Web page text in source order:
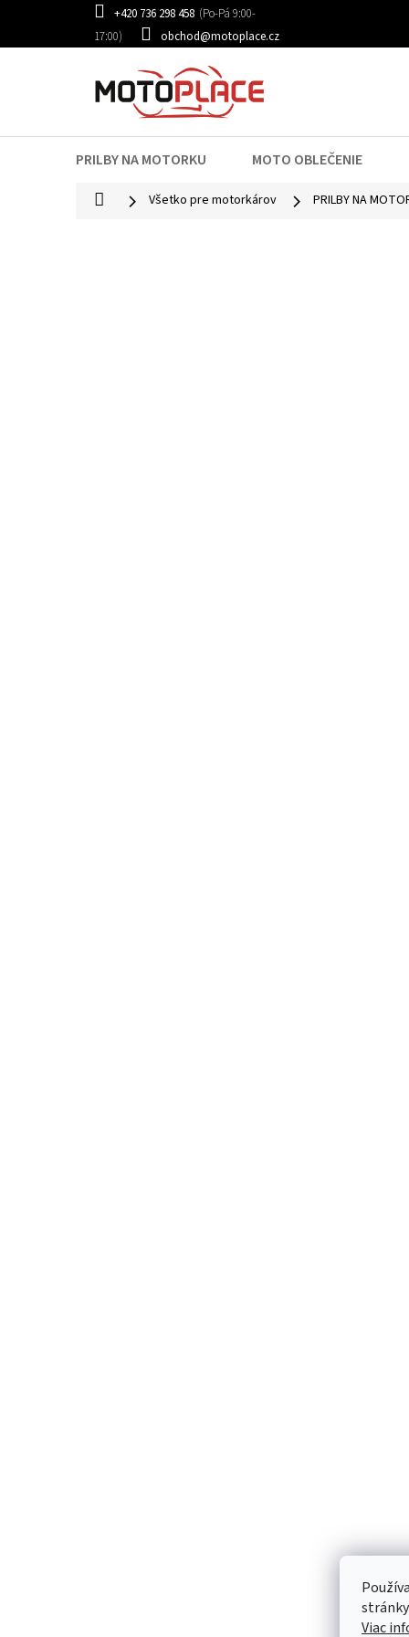
Viac
+420 736 298 458
obchod@motoplace.cz
PRILBY NA MOTORKU MOTO OBLEČENIE
DomovVšetko pre motorkárov PRILBY NA